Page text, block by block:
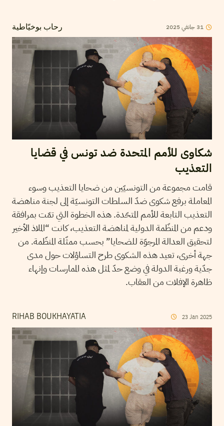
رحاب بوخيّاطية 31 جانفي 2025
شكاوى للأمم المتحدة ضد تونس في قضايا
التعذيب
قامت مجموعة من التونسيّين من ضحايا التعذيب وسوء
المعاملة برفع شكوى ضدّ السلطات التونسيّة إلى لجنة مناهضة
التعذيب التابعة للأمم المتحّدة. هذه الخطوة التي تمّت بمرافقة
ودعم من المنظّمة الدولية لمناهضة التعذيب، كانت “الملاذ الأخير
لتحقيق العدالة المرجوّة للضحايا” بحسب ممثّلة المنظّمة. من
جهة أخرى، تعيد هذه الشكوى طرح التساؤلات حول مدى
جدّية ورغبة الدولة في وضع حدّ لمثل هذه الممارسات وإنهاء
ظاهرة الإفلات من العقاب.
RIHAB BOUKHAYATIA 23 Jan 2025